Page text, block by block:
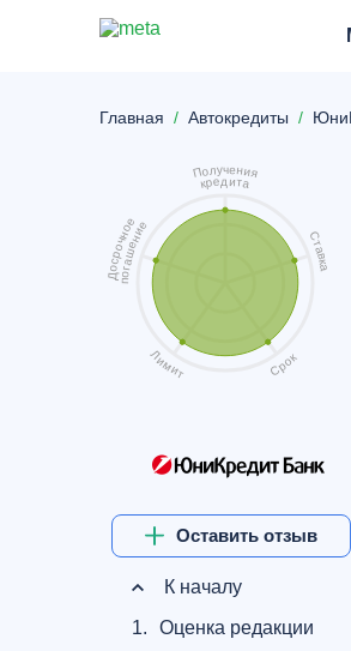
Главная Автокредиты
Получения
кредита
С
т
а
в
к
а
Сро
к
Лимит
Д
о
с
р
о
ч
н
о
е
п
о
г
а
ш
е
н
и
е
Оставить отзыв
К началу
1.
Оценка редакции